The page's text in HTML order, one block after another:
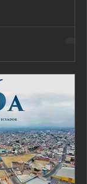
el inicio. Se
pregunta central
el transporte
realidad la